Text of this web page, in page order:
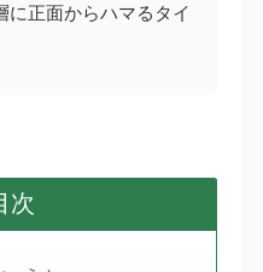
に正面からハマるタイ
次